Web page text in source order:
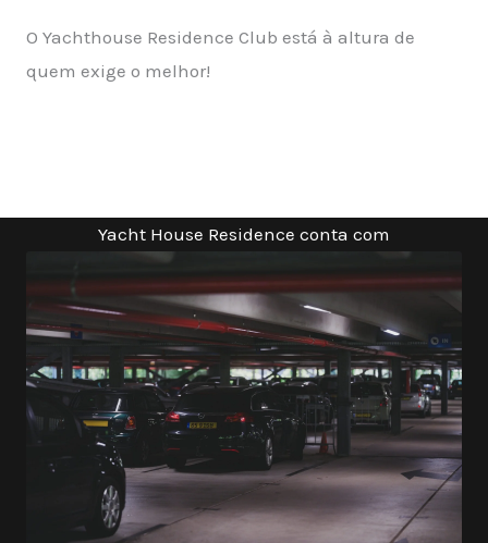
O Yachthouse Residence Club está à altura de
quem exige o melhor!
Yacht House Residence conta com